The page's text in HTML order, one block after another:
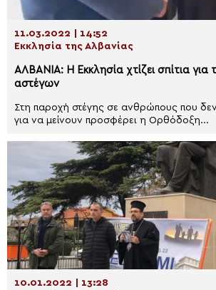
11.03.2022 | 14:52
Εκκλησία της Αλβανίας
ΑΛΒΑΝΙΑ: Η Εκκλησία χτίζει σπίτια για
αστέγων
Στη παροχή στέγης σε ανθρώπους που δεν
για να μείνουν προσφέρει η Ορθόδοξη...
10.01.2022 | 13:28